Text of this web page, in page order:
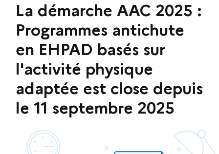
La démarche AAC 2025 :
Programmes antichute
en EHPAD basés sur
l'activité physique
adaptée est close depuis
le 11 septembre 2025